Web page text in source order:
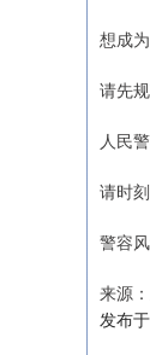
想成
请先
人民
请时
警容
来源
发布